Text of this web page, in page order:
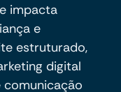
impacta
e
estruturado,
digital
comunicação